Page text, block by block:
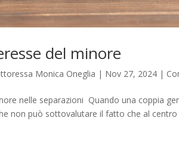
del minore
Monica Oneglia | Nov 27, 2024 |
nelle separazioni Quando una coppia
non può sottovalutare il fatto che al